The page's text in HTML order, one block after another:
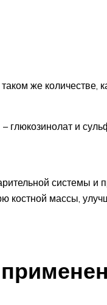
же количестве,
глюкозинолат и
системы и
костной массы,